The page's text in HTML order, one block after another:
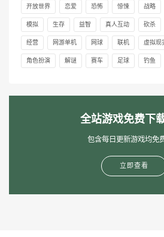
开放世界 恋爱 恐怖 惊悚 战略
模拟 生存 益智 真人互动 砍杀
经营 网游单机 网球 联机 虚拟现
角色扮演 解谜 赛车 足球 钓鱼
全站游戏免费下
包含每日更新游戏均免
立即查看